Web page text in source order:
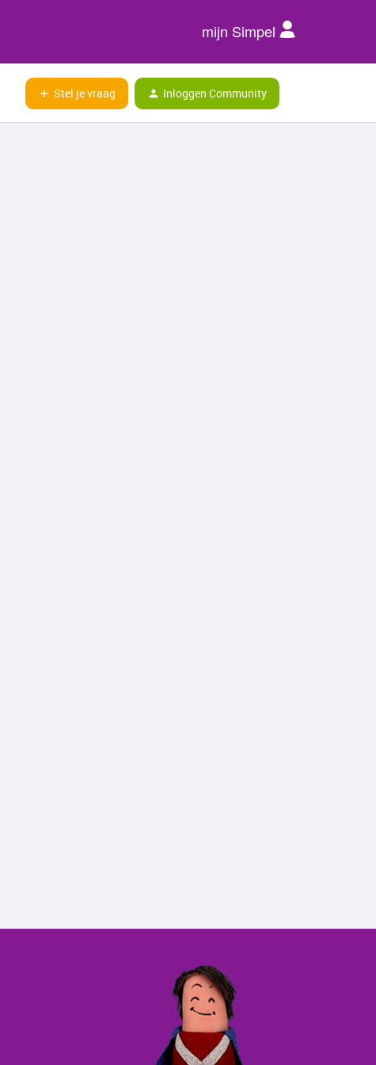
mijn Simpel
Stel je vraag Inloggen Community